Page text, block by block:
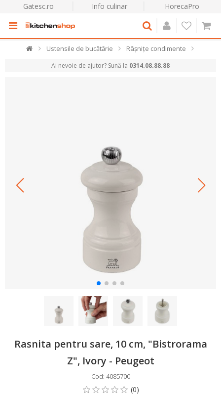
Gatesc.ro Info culinar HorecaPro
Ustensile de bucătărie Râșnițe condimente
Ai nevoie de ajutor? Sună la 0314.08.88.88
Rasnita pentru sare, 10 cm, "Bistrorama
Z", Ivory - Peugeot
Cod: 4085700